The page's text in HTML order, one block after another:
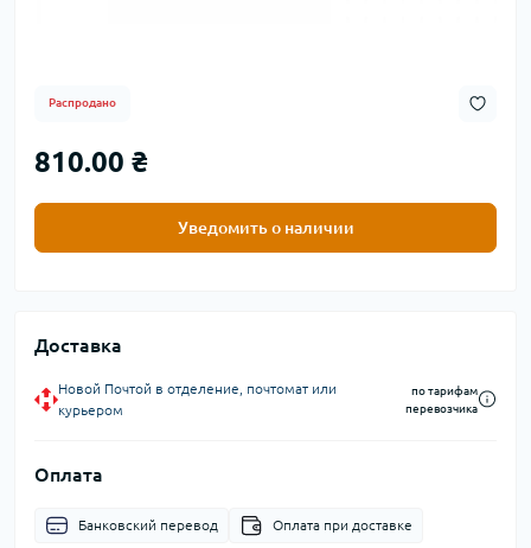
Распродано
810.00 ₴
Уведомить о наличии
Доставка
Новой Почтой в отделение, почтомат или
курьером
по тарифам
перевозчика
Оплата
Банковский перевод Оплата при доставке